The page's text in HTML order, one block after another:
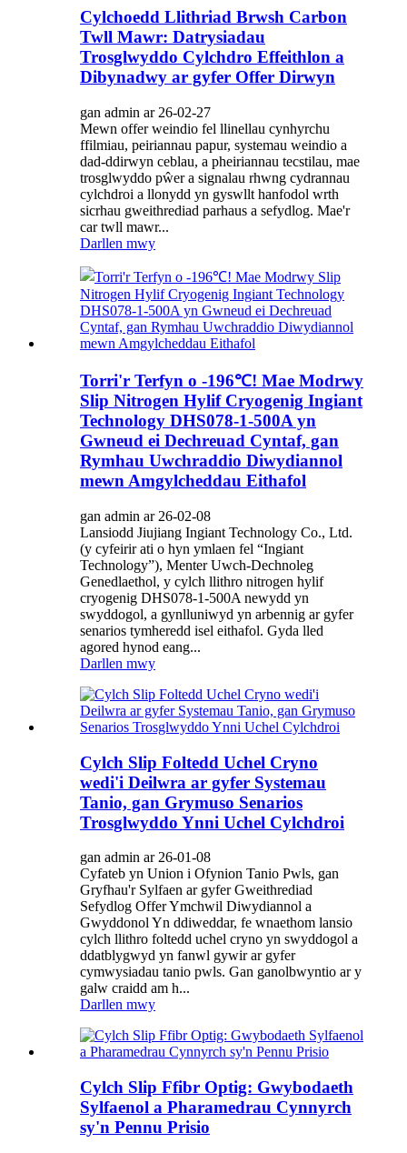
Cylchoedd Llithriad Brwsh Carbon
Twll Mawr: Datrysiadau
Trosglwyddo Cylchdro Effeithlon a
Dibynadwy ar gyfer Offer Dirwyn
gan admin ar 26-02-27
Mewn offer weindio fel llinellau cynhyrchu
ffilmiau, peiriannau papur, systemau weindio a
dad-ddirwyn ceblau, a pheiriannau tecstilau, mae
trosglwyddo pŵer a signalau rhwng cydrannau
cylchdroi a llonydd yn gyswllt hanfodol wrth
sicrhau gweithrediad parhaus a sefydlog. Mae'r
car twll mawr...
Darllen mwy
Torri'r Terfyn o -196℃! Mae Modrwy
Slip Nitrogen Hylif Cryogenig Ingiant
Technology DHS078-1-500A yn
Gwneud ei Dechreuad Cyntaf, gan
Rymhau Uwchraddio Diwydiannol
mewn Amgylcheddau Eithafol
gan admin ar 26-02-08
Lansiodd Jiujiang Ingiant Technology Co., Ltd.
(y cyfeirir ati o hyn ymlaen fel “Ingiant
Technology”), Menter Uwch-Dechnoleg
Genedlaethol, y cylch llithro nitrogen hylif
cryogenig DHS078-1-500A newydd yn
swyddogol, a gynlluniwyd yn arbennig ar gyfer
senarios tymheredd isel eithafol. Gyda lled
agored hynod eang...
Darllen mwy
Cylch Slip Foltedd Uchel Cryno
wedi'i Deilwra ar gyfer Systemau
Tanio, gan Grymuso Senarios
Trosglwyddo Ynni Uchel Cylchdroi
gan admin ar 26-01-08
Cyfateb yn Union i Ofynion Tanio Pwls, gan
Gryfhau'r Sylfaen ar gyfer Gweithrediad
Sefydlog Offer Ymchwil Diwydiannol a
Gwyddonol Yn ddiweddar, fe wnaethom lansio
cylch llithro foltedd uchel cryno yn swyddogol a
ddatblygwyd yn fanwl gywir ar gyfer
cymwysiadau tanio pwls. Gan ganolbwyntio ar y
galw craidd am h...
Darllen mwy
Cylch Slip Ffibr Optig: Gwybodaeth
Sylfaenol a Pharamedrau Cynnyrch
sy'n Pennu Prisio